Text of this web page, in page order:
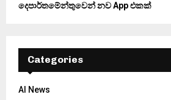
දෙපාර්තමේන්තුවෙන් නව App එකක්
Categories
AI News